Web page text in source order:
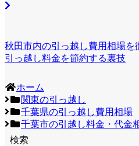
秋田市内の引っ越し費用相場
引っ越し料金を節約する裏技
ホーム
関東の引っ越し
千葉県の引っ越し費用相場
千葉市の引越し料金・代金
検索